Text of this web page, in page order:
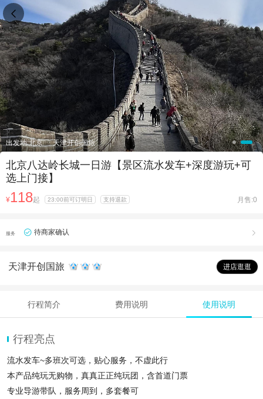
出发地:北京 天津开创国旅
北京八达岭长城一日游【景区流水发车+深度游玩+可
选上门接】
¥118起 23:00前可订明日 支持退款 月售:0
服务 待商家确认 
天津开创国旅 进店逛逛
行程简介 费用说明 使用说明
行程亮点
流水发车~多班次可选，贴心服务，不虚此行
本产品纯玩无购物，真真正正纯玩团，含首道门票
专业导游带队，服务周到，多套餐可
